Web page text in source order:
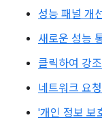
성능 패널 개
새로운 성능
클릭하여 강
네트워크 요
'개인 정보 보